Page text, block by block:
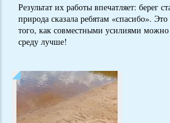
Результат их работы впечатляет: берег
природа сказала ребятам «спасибо».
того, как совместными усилиями
среду лучше!